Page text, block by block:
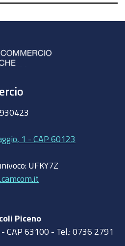
1 - CAP 60123
UFKY7Z
Piceno
CAP 63100 - Tel.: 0736 2791